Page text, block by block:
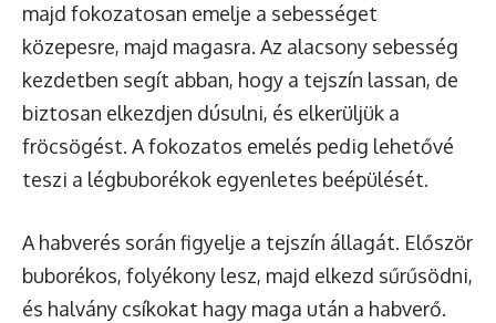
majd fokozatosan emelje a sebességet
közepesre, majd magasra. Az alacsony sebesség
kezdetben segít abban, hogy a tejszín lassan, de
biztosan elkezdjen dúsulni, és elkerüljük a
fröcsögést. A fokozatos emelés pedig lehetővé
teszi a légbuborékok egyenletes beépülését.
A habverés során figyelje a tejszín állagát. Először
buborékos, folyékony lesz, majd elkezd sűrűsödni,
és halvány csíkokat hagy maga után a habverő.